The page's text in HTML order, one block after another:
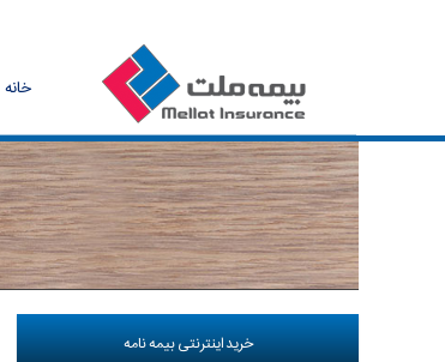
خانه
خرید اینترنتی بیمه نامه